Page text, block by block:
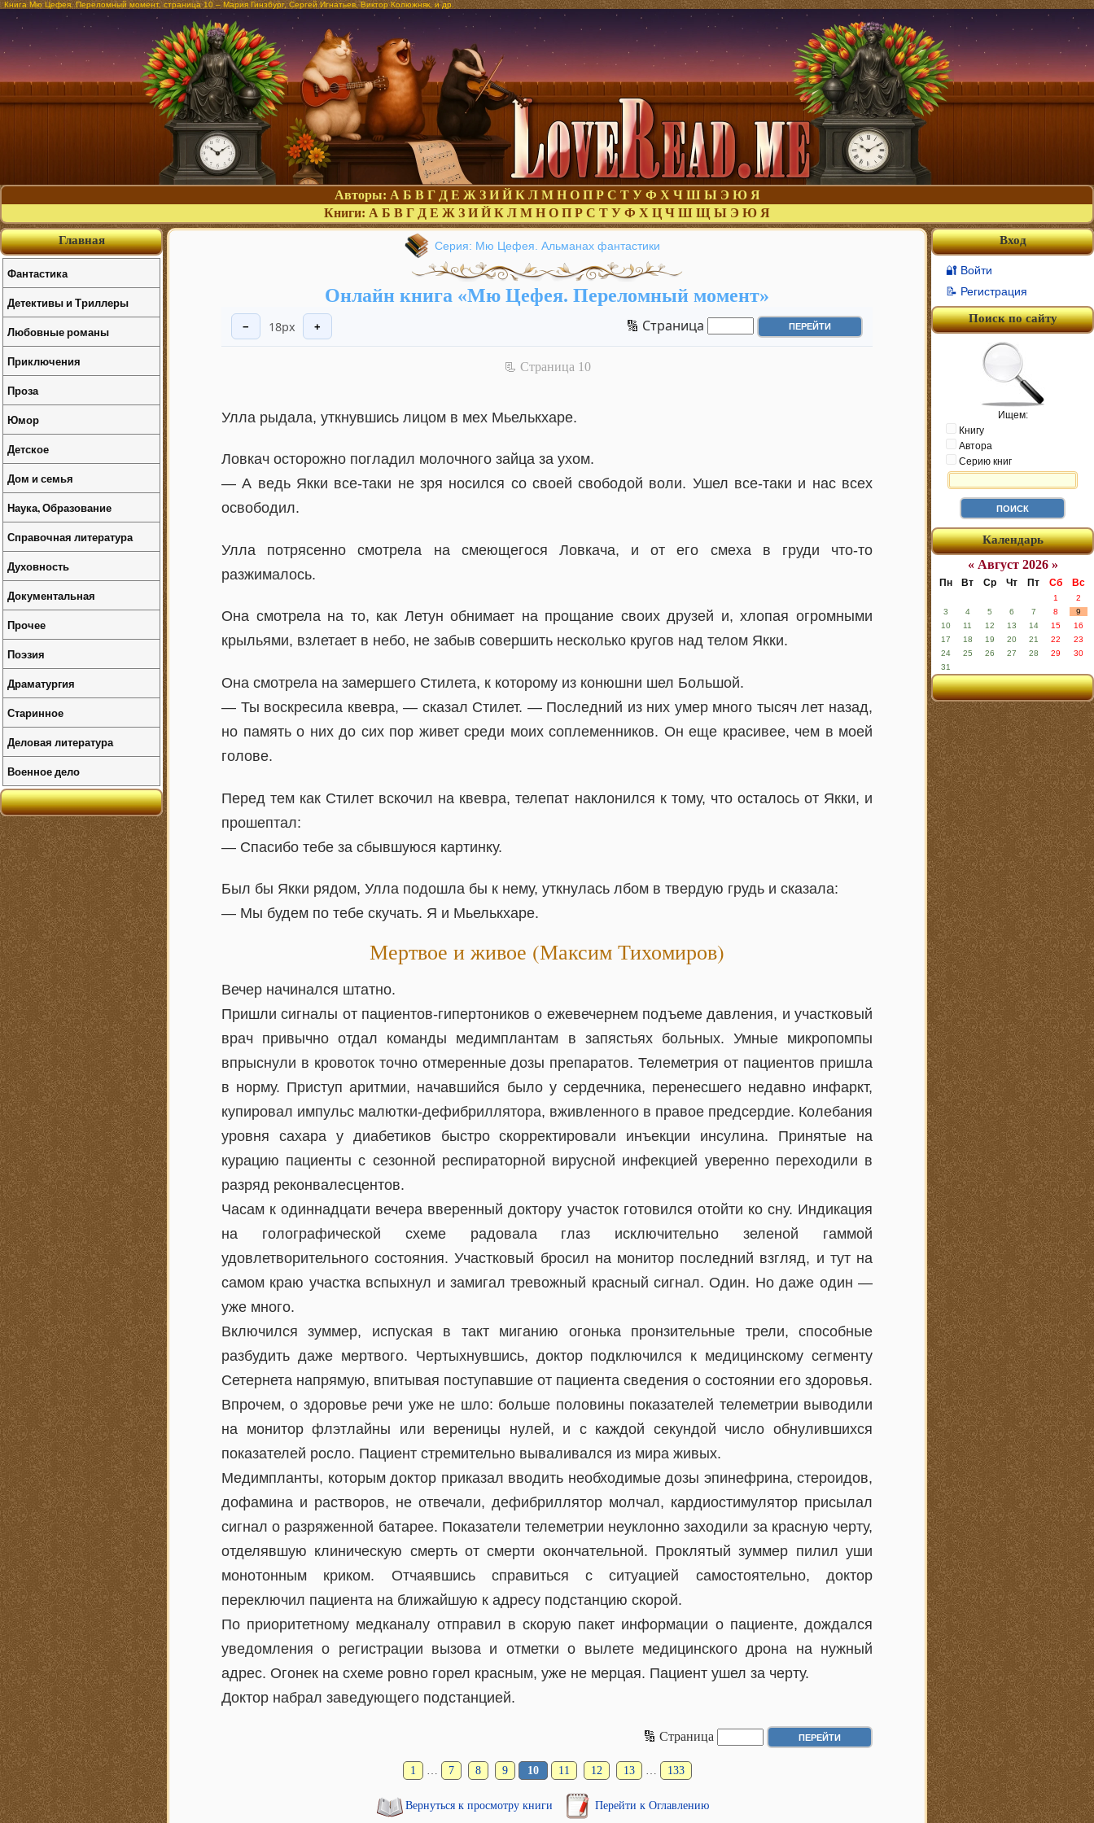
Книга Мю Цефея. Переломный момент, страница 10 – Мария Гинзбург, Сергей Игнатьев, Виктор Колюжняк, и др.
Авторы: А Б В Г Д Е Ж З И Й К Л М Н О П Р С Т У Ф Х Ч Ш Ы Э Ю Я
Книги: А Б В Г Д Е Ж З И Й К Л М Н О П Р С Т У Ф Х Ц Ч Ш Щ Ы Э Ю Я
Серия: Мю Цефея. Альманах фантастики
Онлайн книга «Мю Цефея. Переломный момент»
− 18px + 🔢 Страница
📃 Cтраница 10
Улла рыдала, уткнувшись лицом в мех Мьелькхаре.
Ловкач осторожно погладил молочного зайца за ухом.
— А ведь Якки все-таки не зря носился со своей свободой воли. Ушел все-таки и нас всех
освободил.
Улла потрясенно смотрела на смеющегося Ловкача, и от его смеха в груди что-то
разжималось.
Она смотрела на то, как Летун обнимает на прощание своих друзей и, хлопая огромными
крыльями, взлетает в небо, не забыв совершить несколько кругов над телом Якки.
Она смотрела на замершего Стилета, к которому из конюшни шел Большой.
— Ты воскресила квевра, — сказал Стилет. — Последний из них умер много тысяч лет назад,
но память о них до сих пор живет среди моих соплеменников. Он еще красивее, чем в моей
голове.
Перед тем как Стилет вскочил на квевра, телепат наклонился к тому, что осталось от Якки, и
прошептал:
— Спасибо тебе за сбывшуюся картинку.
Был бы Якки рядом, Улла подошла бы к нему, уткнулась лбом в твердую грудь и сказала:
— Мы будем по тебе скучать. Я и Мьелькхаре.
Мертвое и живое (Максим Тихомиров)
Вечер начинался штатно.
Пришли сигналы от пациентов-гипертоников о ежевечернем подъеме давления, и участковый
врач привычно отдал команды медимплантам в запястьях больных. Умные микропомпы
впрыснули в кровоток точно отмеренные дозы препаратов. Телеметрия от пациентов пришла
в норму. Приступ аритмии, начавшийся было у сердечника, перенесшего недавно инфаркт,
купировал импульс малютки-дефибриллятора, вживленного в правое предсердие. Колебания
уровня сахара у диабетиков быстро скорректировали инъекции инсулина. Принятые на
курацию пациенты с сезонной респираторной вирусной инфекцией уверенно переходили в
разряд реконвалесцентов.
Часам к одиннадцати вечера вверенный доктору участок готовился отойти ко сну. Индикация
на голографической схеме радовала глаз исключительно зеленой гаммой
удовлетворительного состояния. Участковый бросил на монитор последний взгляд, и тут на
самом краю участка вспыхнул и замигал тревожный красный сигнал. Один. Но даже один —
уже много.
Включился зуммер, испуская в такт миганию огонька пронзительные трели, способные
разбудить даже мертвого. Чертыхнувшись, доктор подключился к медицинскому сегменту
Сетернета напрямую, впитывая поступавшие от пациента сведения о состоянии его здоровья.
Впрочем, о здоровье речи уже не шло: больше половины показателей телеметрии выводили
на монитор флэтлайны или вереницы нулей, и с каждой секундой число обнулившихся
показателей росло. Пациент стремительно вываливался из мира живых.
Медимпланты, которым доктор приказал вводить необходимые дозы эпинефрина, стероидов,
дофамина и растворов, не отвечали, дефибриллятор молчал, кардиостимулятор присылал
сигнал о разряженной батарее. Показатели телеметрии неуклонно заходили за красную черту,
отделявшую клиническую смерть от смерти окончательной. Проклятый зуммер пилил уши
монотонным криком. Отчаявшись справиться с ситуацией самостоятельно, доктор
переключил пациента на ближайшую к адресу подстанцию скорой.
По приоритетному медканалу отправил в скорую пакет информации о пациенте, дождался
уведомления о регистрации вызова и отметки о вылете медицинского дрона на нужный
адрес. Огонек на схеме ровно горел красным, уже не мерцая. Пациент ушел за черту.
Доктор набрал заведующего подстанцией.
🔢 Страница
1 … 7 8 9 10 11 12 13 … 133
Вернуться к просмотру книги Перейти к Оглавлению
Вход
🔐 Войти
📝 Регистрация
Поиск по сайту
Ищем:
Книгу
Автора
Серию книг
Календарь
« Август 2026 »
Пн Вт Ср Чт Пт Сб Вс
1
2
3
4 5 6 7 8
9
10
11 12 13 14 15
16
17
18 19 20 21 22
23
24
25 26 27 28 29
30
31
Главная
Фантастика
Детективы и Триллеры
Любовные романы
Приключения
Проза
Юмор
Детское
Дом и семья
Наука, Образование
Справочная литература
Духовность
Документальная
Прочее
Поэзия
Драматургия
Старинное
Деловая литература
Военное дело